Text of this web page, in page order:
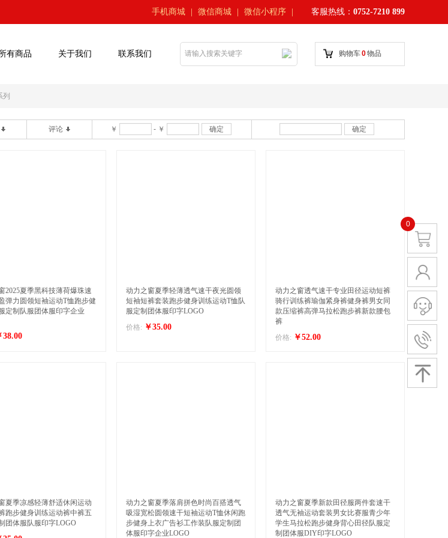
手机商城 ｜ 微信商城 ｜ 微信小程序 ｜ 客服热线： 0752-7210 899
有商品 关于我们 联系我们 搜索 购物车0物品
列
评论 ￥ - ￥ 确定 确定
2025夏季黑科技薄荷爆珠速
弹力圆领短袖运动T恤跑步健
定制队服团体服印字企业
38.00
动力之窗夏季轻薄透气速干夜光圆领
短袖短裤套装跑步健身训练运动T恤队
服定制团体服印字LOGO
价格: ￥35.00
动力之窗透气速干专业田径运动短裤
骑行训练裤瑜伽紧身裤健身裤男女同
款压缩裤高弹马拉松跑步裤新款腰包
裤
价格: ￥52.00
夏季凉感轻薄舒适休闲运动
跑步健身训练运动裤中裤五
团体服队服印字LOGO
动力之窗夏季落肩拼色时尚百搭透气
吸湿宽松圆领速干短袖运动T恤休闲跑
步健身上衣广告衫工作装队服定制团
体服印字企业LOGO
动力之窗夏季新款田径服两件套速干
透气无袖运动套装男女比赛服青少年
学生马拉松跑步健身背心田径队服定
制团体服DIY印字LOGO
0